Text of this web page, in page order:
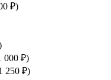
₽)
000 ₽)
250 ₽)